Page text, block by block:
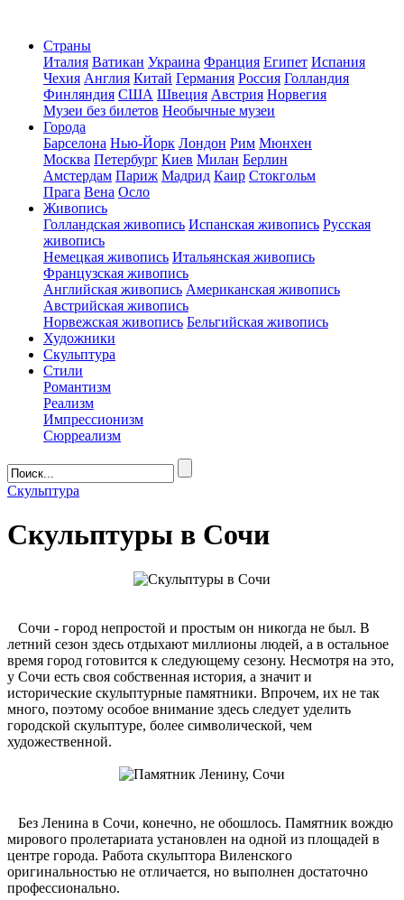
Страны
Италия Ватикан Украина Франция Египет Испания
Чехия Англия Китай Германия Россия Голландия
Финляндия США Швеция Австрия Норвегия
Музеи без билетов Необычные музеи
Города
Барселона Нью-Йорк Лондон Рим Мюнхен
Москва Петербург Киев Милан Берлин
Амстердам Париж Мадрид Каир Стокгольм
Прага Вена Осло
Живопись
Голландская живопись Испанская живопись Русская
живопись
Немецкая живопись Итальянская живопись
Французская живопись
Английская живопись Американская живопись
Австрийская живопись
Норвежская живопись Бельгийская живопись
Художники
Скульптура
Стили
Романтизм
Реализм
Импрессионизм
Сюрреализм
Скульптура
Скульптуры в Сочи
Сочи - город непростой и простым он никогда не был. В
летний сезон здесь отдыхают миллионы людей, а в остальное
время город готовится к следующему сезону. Несмотря на это,
у Сочи есть своя собственная история, а значит и
исторические скульптурные памятники. Впрочем, их не так
много, поэтому особое внимание здесь следует уделить
городской скульптуре, более символической, чем
художественной.
Без Ленина в Сочи, конечно, не обошлось. Памятник вождю
мирового пролетариата установлен на одной из площадей в
центре города. Работа скульптора Виленского
оригинальностью не отличается, но выполнен достаточно
профессионально.